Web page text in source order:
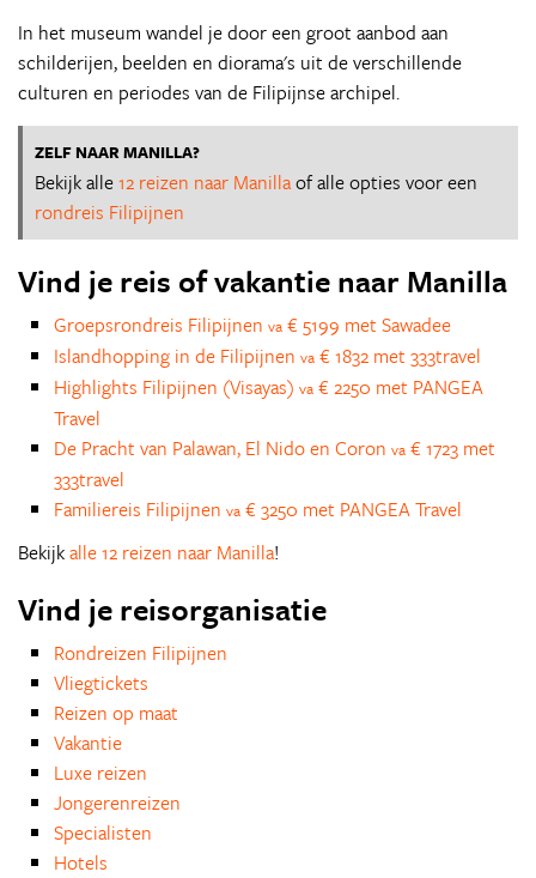
In het museum wandel je door een groot aanbod aan
schilderijen, beelden en diorama's uit de verschillende
culturen en periodes van de Filipijnse archipel.
ZELF NAAR MANILLA?
Bekijk alle12 reizen naar Manillaof alle opties voor een
rondreis Filipijnen
Vind je reis of vakantie naar Manilla
Groepsrondreis Filipijnen va € 5199 met Sawadee
Islandhopping in de Filipijnen va € 1832 met 333travel
Highlights Filipijnen (Visayas) va € 2250 met PANGEA
Travel
De Pracht van Palawan, El Nido en Coron va € 1723 met
333travel
Familiereis Filipijnen va € 3250 met PANGEA Travel
Bekijkalle 12 reizen naar Manilla!
Vind je reisorganisatie
Rondreizen Filipijnen
Vliegtickets
Reizen op maat
Vakantie
Luxe reizen
Jongerenreizen
Specialisten
Hotels